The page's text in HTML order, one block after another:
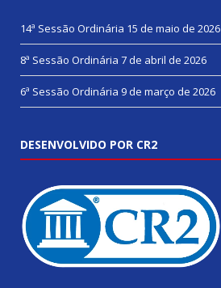
14ª Sessão Ordinária 15 de maio de 2026
8ª Sessão Ordinária 7 de abril de 2026
6ª Sessão Ordinária 9 de março de 2026
DESENVOLVIDO POR CR2